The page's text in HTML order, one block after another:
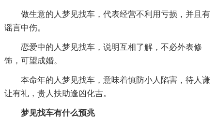
做生意的人梦见找车，代表经营不利用亏损，并且有
谣言中伤。
恋爱中的人梦见找车，说明互相了解，不必外表修
饰，可望成婚。
本命年的人梦见找车，意味着慎防小人陷害，待人谦
让有礼，贵人扶助逢凶化吉。
梦见找车有什么预兆